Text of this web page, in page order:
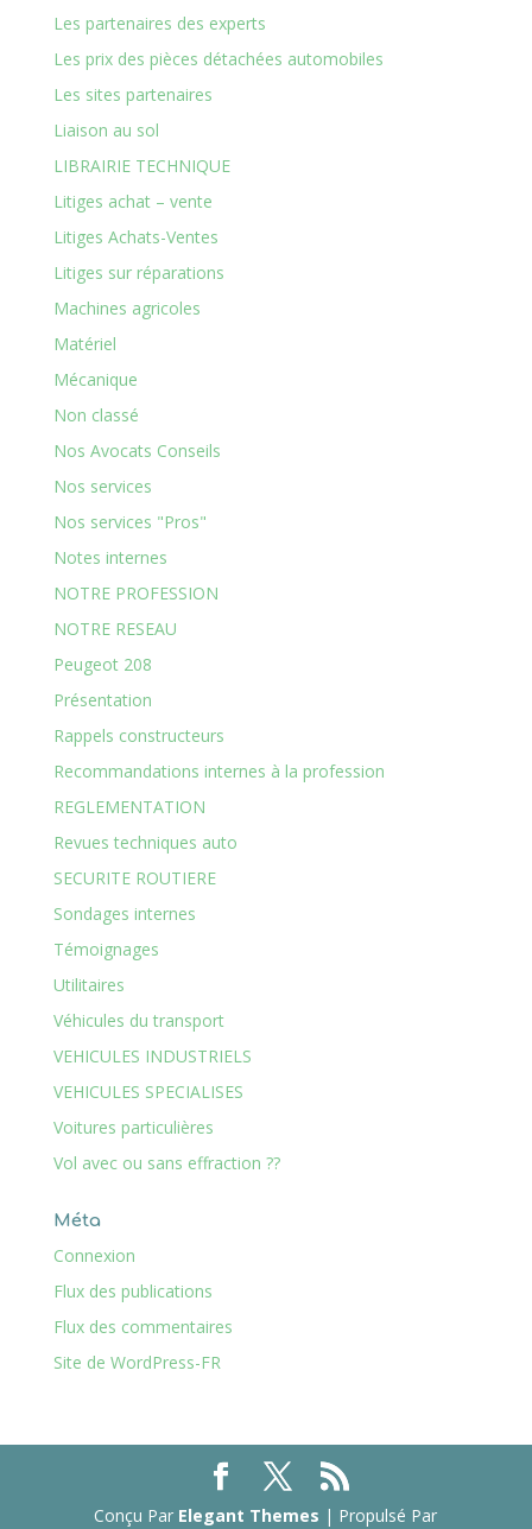
Les partenaires des experts
Les prix des pièces détachées automobiles
Les sites partenaires
Liaison au sol
LIBRAIRIE TECHNIQUE
Litiges achat – vente
Litiges Achats-Ventes
Litiges sur réparations
Machines agricoles
Matériel
Mécanique
Non classé
Nos Avocats Conseils
Nos services
Nos services "Pros"
Notes internes
NOTRE PROFESSION
NOTRE RESEAU
Peugeot 208
Présentation
Rappels constructeurs
Recommandations internes à la profession
REGLEMENTATION
Revues techniques auto
SECURITE ROUTIERE
Sondages internes
Témoignages
Utilitaires
Véhicules du transport
VEHICULES INDUSTRIELS
VEHICULES SPECIALISES
Voitures particulières
Vol avec ou sans effraction ??
Méta
Connexion
Flux des publications
Flux des commentaires
Site de WordPress-FR
Conçu Par Elegant Themes | Propulsé Par